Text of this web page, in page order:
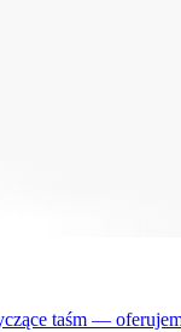
taśm —